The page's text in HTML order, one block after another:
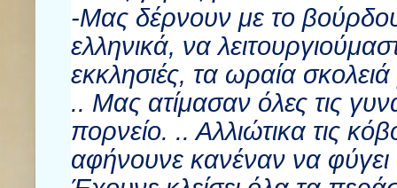
-Μας δέρνουν με το
ελληνικά, να
εκκλησιές, τα ωραία
.. Μας ατίμασαν όλες τις
πορνείο. .. Αλλιώτικα τις
αφήνουνε κανέναν να φύγει